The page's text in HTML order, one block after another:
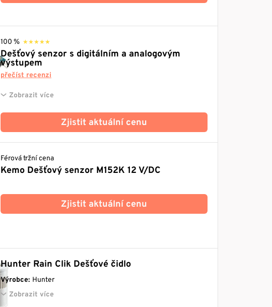
100 % ★★★★★
★★★★★
Dešťový senzor s digitálním a analogovým
výstupem
přečíst recenzi
Zobrazit více
Zjistit aktuální cenu
Férová tržní cena
Kemo Dešťový senzor M152K 12 V/DC
Zjistit aktuální cenu
Hunter Rain Clik Dešťové čidlo
Výrobce: Hunter
Zobrazit více